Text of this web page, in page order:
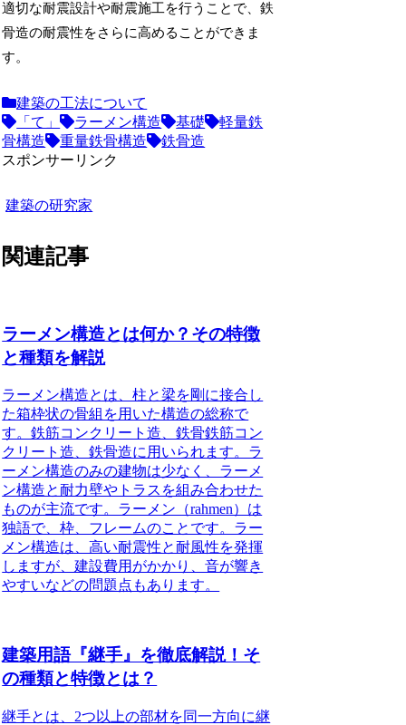
適切な耐震設計や耐震施工を行うことで、鉄
骨造の耐震性をさらに高めることができま
す。
建築の工法について
「て」
ラーメン構造 基礎
軽量鉄
骨構造
重量鉄骨構造
鉄骨造
スポンサーリンク
建築の研究家
関連記事
ラーメン構造とは何か？その特徴
と種類を解説
ラーメン構造とは、柱と梁を剛に接合し
た箱枠状の骨組を用いた構造の総称で
す。鉄筋コンクリート造、鉄骨鉄筋コン
クリート造、鉄骨造に用いられます。ラ
ーメン構造のみの建物は少なく、ラーメ
ン構造と耐力壁やトラスを組み合わせた
ものが主流です。ラーメン（rahmen）は
独語で、枠、フレームのことです。ラー
メン構造は、高い耐震性と耐風性を発揮
しますが、建設費用がかかり、音が響き
やすいなどの問題点もあります。
建築用語『継手』を徹底解説！そ
の種類と特徴とは？
継手とは、2つ以上の部材を同一方向に継